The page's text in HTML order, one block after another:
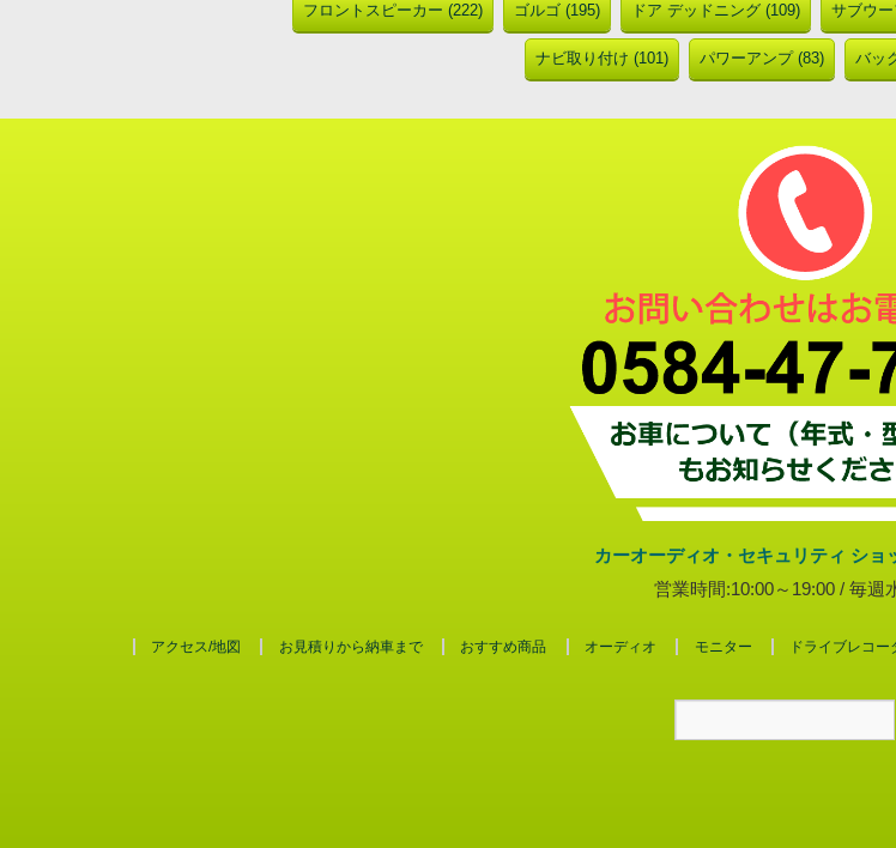
フロントスピーカー (222) ゴルゴ (195) ドア デッドニング (109) サブウ
ナビ取り付け (101) パワーアンプ (83) バッ
カーオーディオ・セキュリティ ショ
営業時間:10:00～19:00 / 毎週
アクセス/地図 お見積りから納車まで おすすめ商品 オーディオ モニター ドライブレコー